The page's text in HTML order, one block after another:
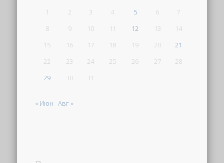
1
2 3 4 5 6
7
8
9 10 11 12 13
14
15
16 17 18 19 20
21
22
23 24 25 26 27
28
29
30 31
« Июн Авг »